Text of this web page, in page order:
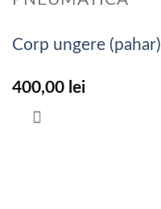
Corp ungere (pahar)
400,00 lei